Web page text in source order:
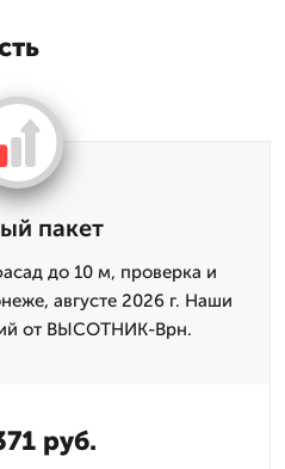
пакет
до 10 м, проверка и
августе 2026 г. Наши
от ВЫСОТНИК-Врн.
руб.